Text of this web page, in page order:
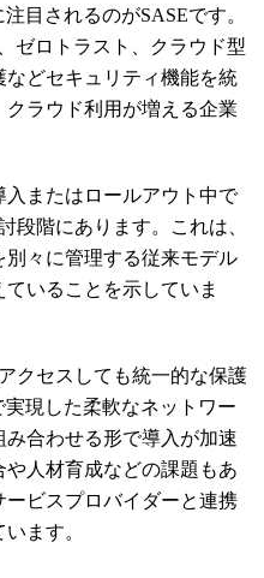
目されるのがSASEです。
ゼロトラスト、クラウド型
どセキュリティ機能を統
ラウド利用が増える企業
またはロールアウト中で
段階にあります。これは、
々に管理する従来モデル
いることを示していま
クセスしても統一的な保護
現した柔軟なネットワー
合わせる形で導入が加速
人材育成などの課題もあ
ービスプロバイダーと連携
ます。